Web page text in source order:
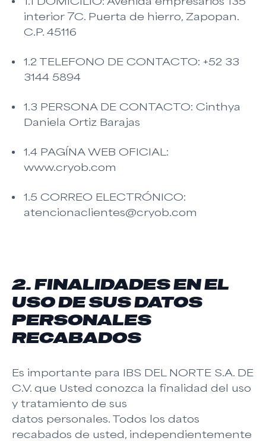
interior 7C. Puerta de hierro, Zapopan.
C.P. 45116
1.2 TELEFONO DE CONTACTO: +52 33
3144 5894
1.3 PERSONA DE CONTACTO: Cinthya
Daniela Ortiz Barajas
1.4 PAGÍNA WEB OFICIAL:
www.cryob.com
1.5 CORREO ELECTRÓNICO:
atencionaclientes@cryob.com
2. FINALIDADES EN EL
USO DE SUS DATOS
PERSONALES
RECABADOS
Es importante para IBS DEL NORTE S.A. DE
C.V. que Usted conozca la finalidad del uso
y tratamiento de sus
datos personales. Todos los datos
recabados de usted, independientemente